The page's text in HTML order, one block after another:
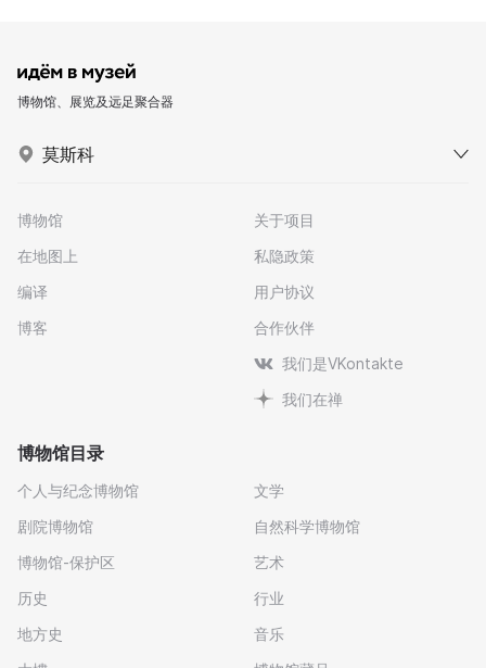
博物馆、展览及远足聚合器
莫斯科
博物馆
在地图上
编译
博客
关于项目
私隐政策
用户协议
合作伙伴
我们是VKontakte
我们在禅
博物馆目录
个人与纪念博物馆
剧院博物馆
博物馆-保护区
历史
地方史
文学
自然科学博物馆
艺术
行业
音乐